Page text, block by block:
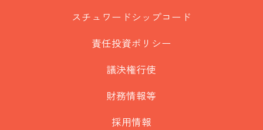
スチュワードシップコード
責任投資ポリシー
議決権行使
財務情報等
採用情報